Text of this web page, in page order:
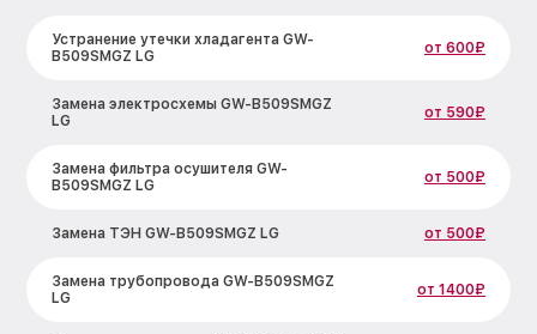
Устранение утечки хладагента GW-
B509SMGZ LG
от 600₽
Замена электросхемы GW-B509SMGZ
LG
от 590₽
Замена фильтра осушителя GW-
B509SMGZ LG
от 500₽
Замена ТЭН GW-B509SMGZ LG от 500₽
Замена трубопровода GW-B509SMGZ
LG
от 1400₽